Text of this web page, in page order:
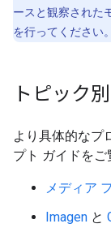
ースと観察された
を行ってください。
トピック
より具体的なプ
プト ガイドをご
メディア
Imagen と